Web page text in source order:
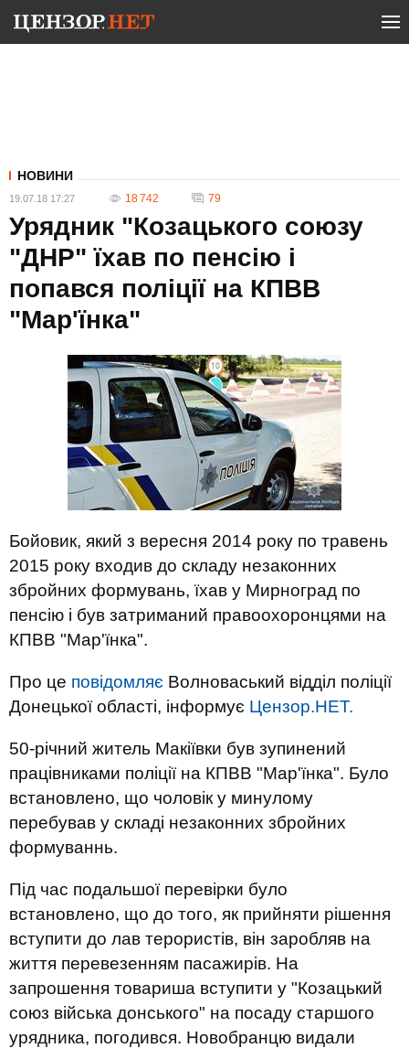
НОВИНИ
19.07.18 17:27 18 742 79
Урядник "Козацького союзу
"ДНР" їхав по пенсію і
попався поліції на КПВВ
"Мар'їнка"
Бойовик, який з вересня 2014 року по травень
2015 року входив до складу незаконних
збройних формувань, їхав у Мирноград по
пенсію і був затриманий правоохоронцями на
КПВВ "Мар'їнка".
Про це повідомляє Волноваський відділ поліції
Донецької області, інформує Цензор.НЕТ.
50-річний житель Макіївки був зупинений
працівниками поліції на КПВВ "Мар'їнка". Було
встановлено, що чоловік у минулому
перебував у складі незаконних збройних
формуваннь.
Під час подальшої перевірки було
встановлено, що до того, як прийняти рішення
вступити до лав терористів, він заробляв на
життя перевезенням пасажирів. На
запрошення товариша вступити у "Козацький
союз війська донського" на посаду старшого
урядника, погодився. Новобранцю видали